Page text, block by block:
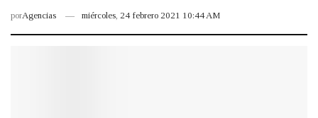
porAgencias miércoles, 24 febrero 2021 10:44 AM